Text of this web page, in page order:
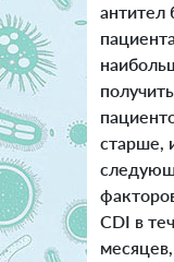
антител
старше,
CDI в
месяцев,